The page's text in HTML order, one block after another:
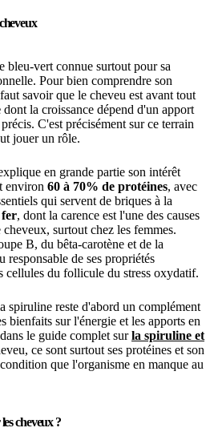
bleu-vert connue surtout pour sa
Pour bien comprendre son
savoir que le cheveu est avant tout
dont la croissance dépend d'un apport
C'est précisément sur ce terrain
jouer un rôle.
en grande partie son intérêt
environ 60 à 70% de protéines, avec
qui servent de briques à la
fer, dont la carence est l'une des causes
surtout chez les femmes.
B, du bêta-carotène et de la
responsable de ses propriétés
cellules du follicule du stress oxydatif.
spiruline reste d'abord un complément
sur l'énergie et les apports en
le guide complet surla spiruline et
ce sont surtout ses protéines et son
que l'organisme en manque au
cheveux ?